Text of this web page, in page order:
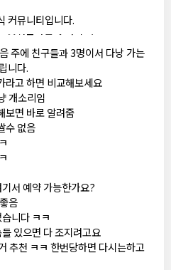
커뮤니티입니다.
로컬 브로커라는 애가 카톡 왔는데
맞춰준다는데 여기 가...
주에 친구들과 3명이서 다낭 가는
니다.
라고 하면 비교해보세요
개소리임
보면 바로 알려줌
수 없음
서 예약 가능한가요?
음
니다 ㅋㅋ
있으면 다 조지려고요
추천 ㅋㅋ 한번당하면 다시는하고